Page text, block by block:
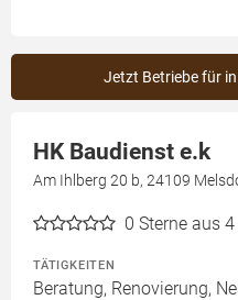
Jetzt Betriebe für
HK Baudienst e.k
Am Ihlberg 20 b, 24109
0 Sterne aus
TÄTIGKEITEN
Beratung, Renovierung,